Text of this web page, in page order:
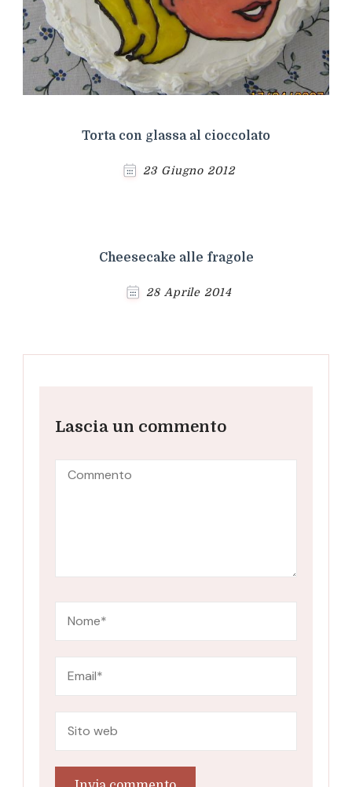
Torta con glassa al cioccolato
23 Giugno 2012
Cheesecake alle fragole
28 Aprile 2014
Lascia un commento